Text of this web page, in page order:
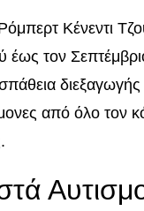
Κένεντι
έως τον
από όλο τον